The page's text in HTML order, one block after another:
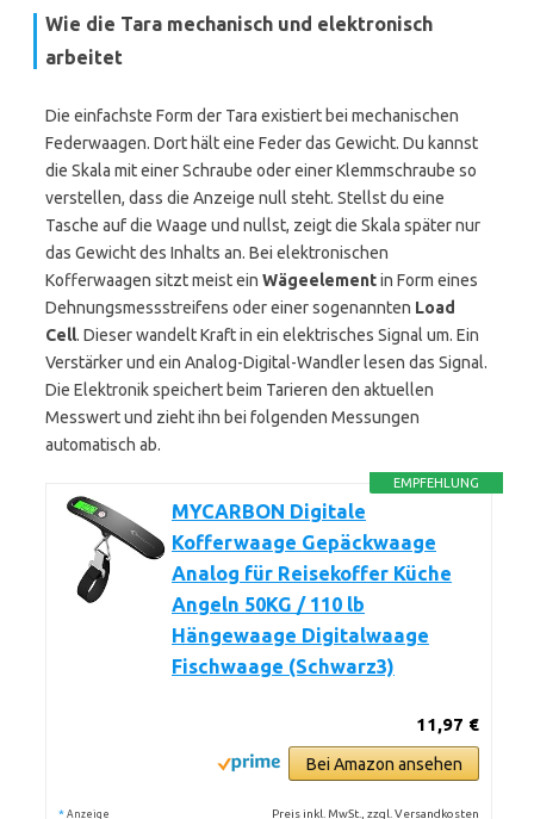
Wie die Tara mechanisch und elektronisch
arbeitet
Die einfachste Form der Tara existiert bei mechanischen
Federwaagen. Dort hält eine Feder das Gewicht. Du kannst
die Skala mit einer Schraube oder einer Klemmschraube so
verstellen, dass die Anzeige null steht. Stellst du eine
Tasche auf die Waage und nullst, zeigt die Skala später nur
das Gewicht des Inhalts an. Bei elektronischen
Kofferwaagen sitzt meist ein Wägeelementin Form eines
Dehnungsmessstreifens oder einer sogenannten Load
Cell. Dieser wandelt Kraft in ein elektrisches Signal um. Ein
Verstärker und ein Analog-Digital-Wandler lesen das Signal.
Die Elektronik speichert beim Tarieren den aktuellen
Messwert und zieht ihn bei folgenden Messungen
automatisch ab.
EMPFEHLUNG
MYCARBON Digitale
Kofferwaage Gepäckwaage
Analog für Reisekoffer Küche
Angeln 50KG / 110 lb
Hängewaage Digitalwaage
Fischwaage (Schwarz3)
11,97 €
Bei Amazon ansehen
* Anzeige Preis inkl. MwSt., zzgl. Versandkosten